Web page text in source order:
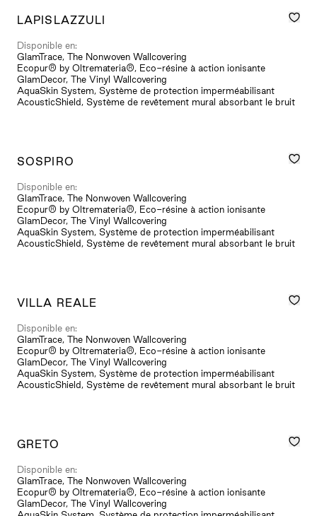
LAPISLAZZULI
Disponible en:
GlamTrace, The Nonwoven Wallcovering
Ecopur® by Oltremateria®, Eco-résine à action ionisante
GlamDecor, The Vinyl Wallcovering
AquaSkin System, Système de protection imperméabilisant
AcousticShield, Système de revêtement mural absorbant le bruit
SOSPIRO
Disponible en:
GlamTrace, The Nonwoven Wallcovering
Ecopur® by Oltremateria®, Eco-résine à action ionisante
GlamDecor, The Vinyl Wallcovering
AquaSkin System, Système de protection imperméabilisant
AcousticShield, Système de revêtement mural absorbant le bruit
VILLA REALE
Disponible en:
GlamTrace, The Nonwoven Wallcovering
Ecopur® by Oltremateria®, Eco-résine à action ionisante
GlamDecor, The Vinyl Wallcovering
AquaSkin System, Système de protection imperméabilisant
AcousticShield, Système de revêtement mural absorbant le bruit
GRETO
Disponible en:
GlamTrace, The Nonwoven Wallcovering
Ecopur® by Oltremateria®, Eco-résine à action ionisante
GlamDecor, The Vinyl Wallcovering